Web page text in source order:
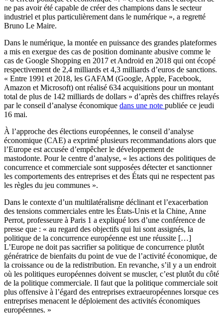
ne pas avoir été capable de créer des champions dans le secteur
industriel et plus particulièrement dans le numérique », a regretté
Bruno Le Maire.
Dans le numérique, la montée en puissance des grandes plateformes
a mis en exergue des cas de position dominante abusive comme le
cas de Google Shopping en 2017 et Android en 2018 qui ont écopé
respectivement de 2,4 milliards et 4,3 milliards d’euros de sanctions.
« Entre 1991 et 2018, les GAFAM (Google, Apple, Facebook,
Amazon et Microsoft) ont réalisé 634 acquisitions pour un montant
total de plus de 142 milliards de dollars » d’après des chiffres relayés
par le conseil d’analyse économique dans une note publiée ce jeudi
16 mai.
À l’approche des élections européennes, le conseil d’analyse
économique (CAE) a exprimé plusieurs recommandations alors que
l’Europe est accusée d’empêcher le développement de
mastodonte. Pour le centre d’analyse, « les actions des politiques de
concurrence et commerciale sont supposées détecter et sanctionner
les comportements des entreprises et des États qui ne respectent pas
les règles du jeu communes ».
Dans le contexte d’un multilatéralisme déclinant et l’exacerbation
des tensions commerciales entre les États-Unis et la Chine, Anne
Perrot, professeure à Paris 1 a expliqué lors d’une conférence de
presse que : « au regard des objectifs qui lui sont assignés, la
politique de la concurrence européenne est une réussite […]
L’Europe ne doit pas sacrifier sa politique de concurrence plutôt
génératrice de bienfaits du point de vue de l’activité économique, de
la croissance ou de la redistribution. En revanche, s’il y a un endroit
où les politiques européennes doivent se muscler, c’est plutôt du côté
de la politique commerciale. Il faut que la politique commerciale soit
plus offensive à l’égard des entreprises extraeuropéennes lorsque ces
entreprises menacent le déploiement des activités économiques
européennes. »